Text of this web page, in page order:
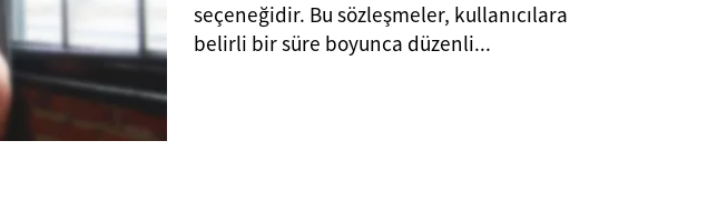
seçeneğidir. Bu sözleşmeler, kullanıcılara
belirli bir süre boyunca düzenli...